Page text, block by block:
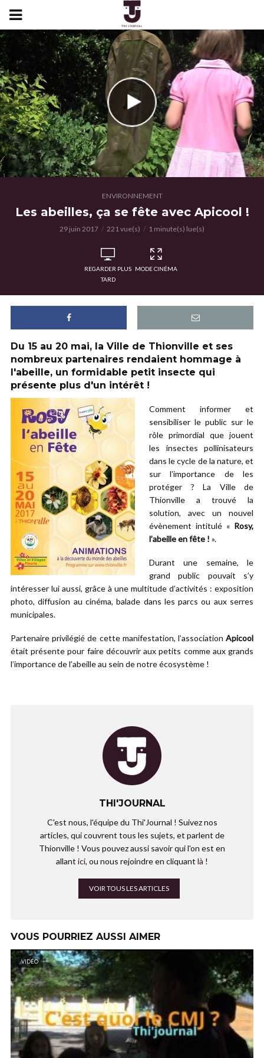
ENVIRONNEMENT
Les abeilles, ça se fête avec Apicool !
29 juin 2017 221 vue(s) 1 minute(s) lue(s)
REGARDER PLUS
TARD
MODE CINÉMA
Du 15 au 20 mai, la Ville de Thionville et ses
nombreux partenaires rendaient hommage à
l'abeille, un formidable petit insecte qui
présente plus d'un intérêt !
Comment informer et
sensibiliser le public sur le
rôle primordial que jouent
les insectes pollinisateurs
dans le cycle de la nature, et
sur l’importance de les
protéger ? La Ville de
Thionville a trouvé la
solution, avec un nouvel
évènement intitulé « Rosy,
l’abeille en fête ! ».
Durant une semaine, le
grand public pouvait s’y
intéresser lui aussi, grâce à une multitude d’activités : exposition
photo, diffusion au cinéma, balade dans les parcs ou aux serres
municipales.
Partenaire privilégié de cette manifestation, l’association Apicool
était présente pour faire découvrir aux petits comme aux grands
l’importance de l’abeille au sein de notre écosystème !
THI'JOURNAL
C'est nous, l'équipe du Thi'Journal ! Suivez nos
articles, qui couvrent tous les sujets, et parlent de
Thionville ! Vous pouvez aussi savoir qui l'on est en
allant ici, ou nous rejoindre en cliquant là !
VOIR TOUS LES ARTICLES
VOUS POURRIEZ AUSSI AIMER
VIDÉO